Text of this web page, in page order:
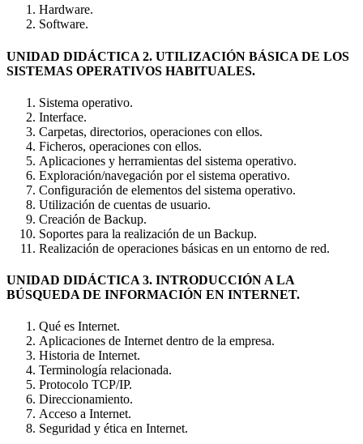
Hardware.
Software.
UNIDAD DIDÁCTICA 2. UTILIZACIÓN BÁSICA DE LOS
SISTEMAS OPERATIVOS HABITUALES.
Sistema operativo.
Interface.
Carpetas, directorios, operaciones con ellos.
Ficheros, operaciones con ellos.
Aplicaciones y herramientas del sistema operativo.
Exploración/navegación por el sistema operativo.
Configuración de elementos del sistema operativo.
Utilización de cuentas de usuario.
Creación de Backup.
Soportes para la realización de un Backup.
Realización de operaciones básicas en un entorno de red.
UNIDAD DIDÁCTICA 3. INTRODUCCIÓN A LA
BÚSQUEDA DE INFORMACIÓN EN INTERNET.
Qué es Internet.
Aplicaciones de Internet dentro de la empresa.
Historia de Internet.
Terminología relacionada.
Protocolo TCP/IP.
Direccionamiento.
Acceso a Internet.
Seguridad y ética en Internet.